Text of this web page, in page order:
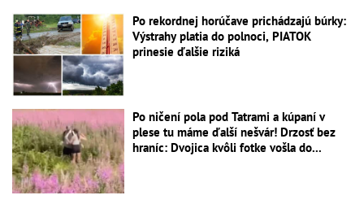
Po rekordnej horúčave prichádzajú búrky:
Výstrahy platia do polnoci, PIATOK
prinesie ďalšie riziká
Po ničení pola pod Tatrami a kúpaní v
plese tu máme ďalší nešvár! Drzosť bez
hraníc: Dvojica kvôli fotke vošla do...